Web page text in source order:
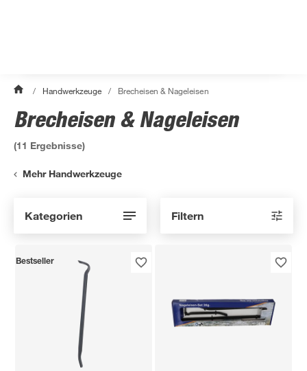
/ Handwerkzeuge / Brecheisen & Nageleisen
Brecheisen & Nageleisen
(11 Ergebnisse)
Mehr Handwerkzeuge
Kategorien Filtern
Bestseller